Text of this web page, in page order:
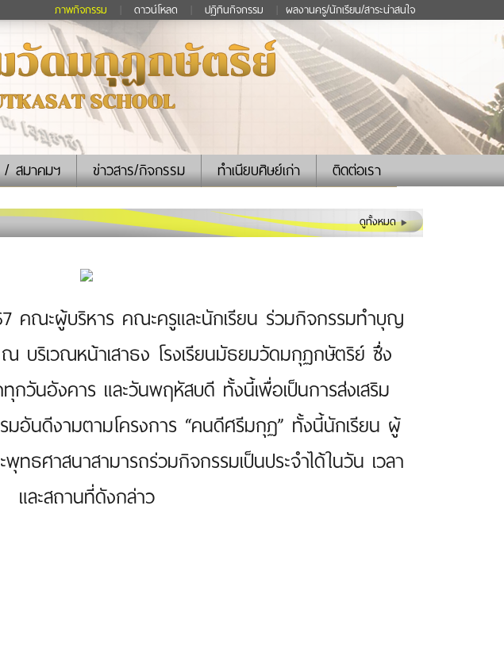
ภาพกิจกรรม ดาวน์โหลด ปฏิทินกิจกรรม ผลงานครู/นักเรียน/สาระน่าสนใจ
สมาคมฯ ข่าวสาร/กิจกรรม ทำเนียบศิษย์เก่า ติดต่อเรา
ดูทั้งหมด
คณะผู้บริหาร คณะครูและนักเรียน ร่วมกิจกรรมทำบุญ
บริเวณหน้าเสาธง โรงเรียนมัธยมวัดมกุฏกษัตริย์ ซึ่ง
กวันอังคาร และวันพฤหัสบดี ทั้งนี้เพื่อเป็นการส่งเสริม
อันดีงามตามโครงการ “คนดีศรีมกุฏ” ทั้งนี้นักเรียน ผู้
ธศาสนาสามารถร่วมกิจกรรมเป็นประจำได้ในวัน เวลา
และสถานที่ดังกล่าว